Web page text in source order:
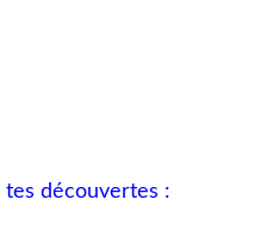
découvertes :